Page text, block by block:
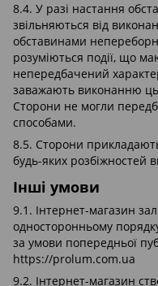
8.4. У разі настання
звільняються від
обставинами
розуміються події, що
непередбачений
заважають виконанню
Сторони не могли
способами.
8.5. Сторони
будь-яких розбіжностей
Інші умови
9.1. Інтернет-магазин
односторонньому
за умови попередньої
https://prolum.com.ua
9.2. Інтернет-магазин